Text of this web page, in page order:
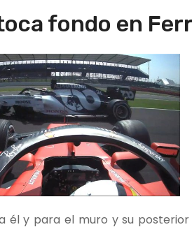
fondo en
él y para el muro y su